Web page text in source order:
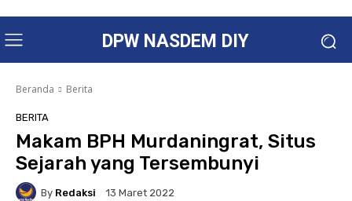
DPW NASDEM DIY
Beranda Berita
BERITA
Makam BPH Murdaningrat, Situs
Sejarah yang Tersembunyi
By Redaksi 13 Maret 2022